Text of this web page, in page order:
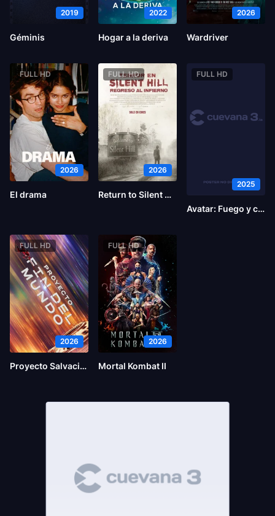
2019
Géminis
2022
Hogar a la deriva
2026
Wardriver
FULL HD
2026
El drama
FULL HD
2026
Return to Silent Hill
FULL HD
2025
Avatar: Fuego y ceniza
FULL HD
2026
Proyecto Salvación
FULL HD
2026
Mortal Kombat II